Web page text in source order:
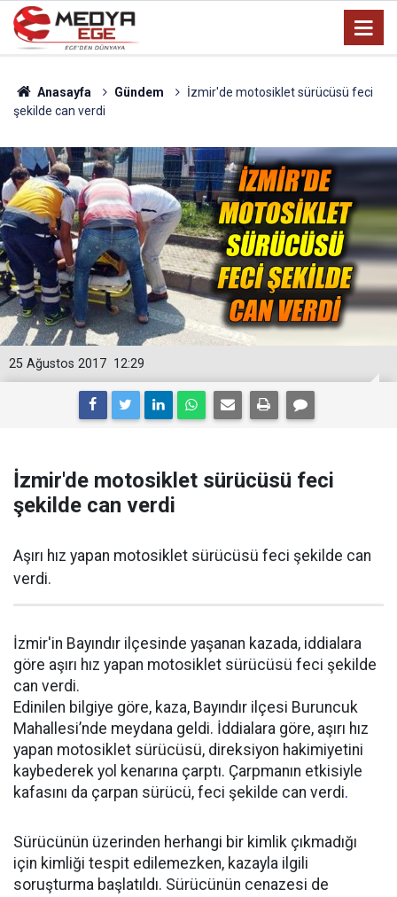
Anasayfa Gündem
İzmir'de motosiklet sürücüsü feci
şekilde can verdi
12:29
25 Ağustos 2017
İzmir'de motosiklet sürücüsü feci
şekilde can verdi
Aşırı hız yapan motosiklet sürücüsü feci şekilde can
verdi.
İzmir'in Bayındır ilçesinde yaşanan kazada, iddialara
göre aşırı hız yapan motosiklet sürücüsü feci şekilde
can verdi.
Edinilen bilgiye göre, kaza, Bayındır ilçesi Buruncuk
Mahallesi’nde meydana geldi. İddialara göre, aşırı hız
yapan motosiklet sürücüsü, direksiyon hakimiyetini
kaybederek yol kenarına çarptı. Çarpmanın etkisiyle
kafasını da çarpan sürücü, feci şekilde can verdi.
Sürücünün üzerinden herhangi bir kimlik çıkmadığı
için kimliği tespit edilemezken, kazayla ilgili
soruşturma başlatıldı. Sürücünün cenazesi de